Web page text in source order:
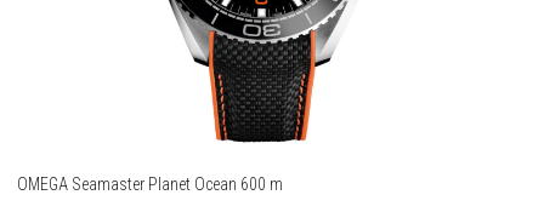
OMEGA Seamaster Planet Ocean 600 m